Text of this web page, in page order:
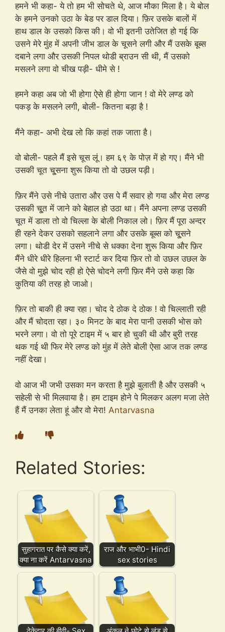
हमने भी कहा- ये तो हम भी सोचते थे, आज मौका मिला है। ये बोल
के हमने उनको उठा के बेड पर डाल दिया। फ़िर उसके बालों में
हाथ डाल के उसको किस की। वो भी इतनी उतेजित हो गई कि
उसने मेरे मुंह में अपनी जीभ डाल के चूसने लगी और मैं उसके बूब्स
दबाने लगा और उसकी निपल थोडी ब्राउन सी थी, मैं उसको
मसलने लगा वो चीख पड़ी- धीमे से !
हमने कहा अब जो भी होगा ऐसे ही होगा जान ! वो मेरे लण्ड को
पकड़ के मसलने लगी, बोली- कितना बड़ा है !
मैंने कहा- अभी देख लो कि कहां तक जाता है।
वो बोली- पहले मैं इसे चूस लूं। हम ६९ के पोज़ में हो गए। मैंने भी
उसकी चूत चू्सना शुरू किया तो वो उछल पड़ी।
फ़िर मैंने उसे नीचे उतारा और उस पे मैं सवार हो गया और मेरा लण्ड
उसकी चू्त में जाने को बेहाल हो उठा था। मैंने अपना लण्ड उसकी
चूत में डाला तो वो चिल्ला के बोली निकाल लो। फ़िर मैं पूरा अन्दर
ही रहने देकर उसको सहलाने लगा और उसके बूब्स को चू्सने
लगा। थोडी देर में उसने नीचे से धक्का देना शुरू किया और फ़िर
मैंने धीरे धीरे हिलना भी स्टार्ट कर दिया फ़िर तो वो उछल उछल के
जैसे वो मुझे चोद रही हो ऐसे चोदने लगी फ़िर मैंने उसे कहा कि
कुतिया की तरह हो जाओ।
फ़िर तो बाकी ही क्या रहा। चोद दे ठोक दे ठोक ! वो चिल्लाती रही
और मैं चोदता रहा। ३० मिनट के बाद मेरा पानी उसकी भोस को
भरने लगा। वो तो पूरे टाइम में ५ बार हो चुकी थी और बुरी तरह
थक गई थी फिर मेरे लण्ड को मुंह में लेते बोली ऐसा आज तक लण्ड
नहीं देखा।
वो आज भी जभी उसका मन करता है मुझे बुलाती है और उसकी ५
सहेली से भी मिलवाया है। हम टाइम होने पे मिलकर अलग मजा लेते
हैं मैं उनका लेता हूं और वो मेरा! Antarvasna
Related Stories:
सुहागरात पर कैसे क्या करें,
क्या ना करें Antarvasna
राज और भाभी0- Hindi
sex stories